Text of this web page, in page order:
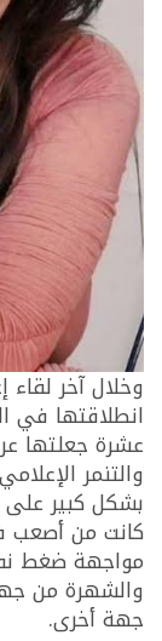
وخلال آخر
انطلاقتها
عشرة جعلتها
والتنمر
بشكل كبير على
كانت من أصعب
مواجهة ضغط
والشهرة من
جهة أخرى.